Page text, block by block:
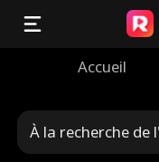
Accueil
À la recherche de